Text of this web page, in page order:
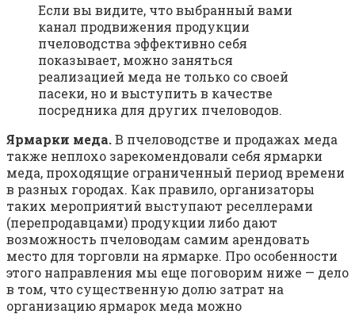
Если вы видите, что выбранный вами
канал продвижения продукции
пчеловодства эффективно себя
показывает, можно заняться
реализацией меда не только со своей
пасеки, но и выступить в качестве
посредника для других пчеловодов.
Ярмарки меда.В пчеловодстве и продажах меда
также неплохо зарекомендовали себя ярмарки
меда, проходящие ограниченный период времени
в разных городах. Как правило, организаторы
таких мероприятий выступают реселлерами
(перепродавцами) продукции либо дают
возможность пчеловодам самим арендовать
место для торговли на ярмарке. Про особенности
этого направления мы еще поговорим ниже — дело
в том, что существенную долю затрат на
организацию ярмарок меда можно